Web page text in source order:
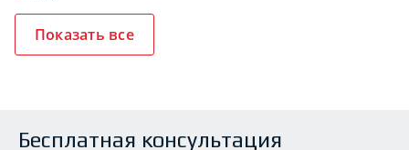
Показать все
Бесплатная консультация